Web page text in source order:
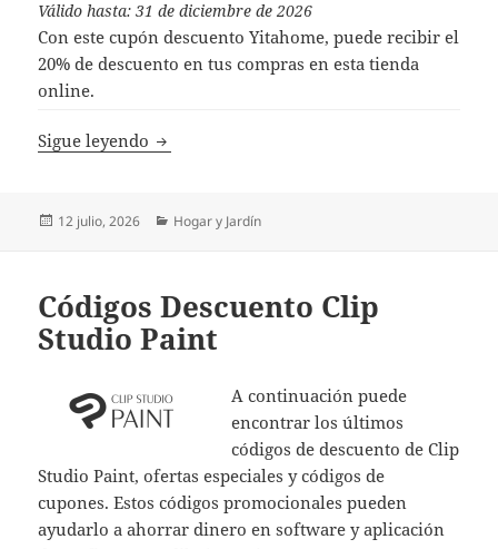
Válido hasta: 31 de diciembre de 2026
Con este cupón descuento Yitahome, puede recibir el
20% de descuento en tus compras en esta tienda
online.
Sigue leyendo Códigos Descuento Yitahome
Publicado
12 julio, 2026 Categorías
Hogar y Jardín
Códigos Descuento Clip
Studio Paint
A continuación puede
encontrar los últimos
códigos de descuento de Clip
Studio Paint, ofertas especiales y códigos de
cupones. Estos códigos promocionales pueden
ayudarlo a ahorrar dinero en software y aplicación